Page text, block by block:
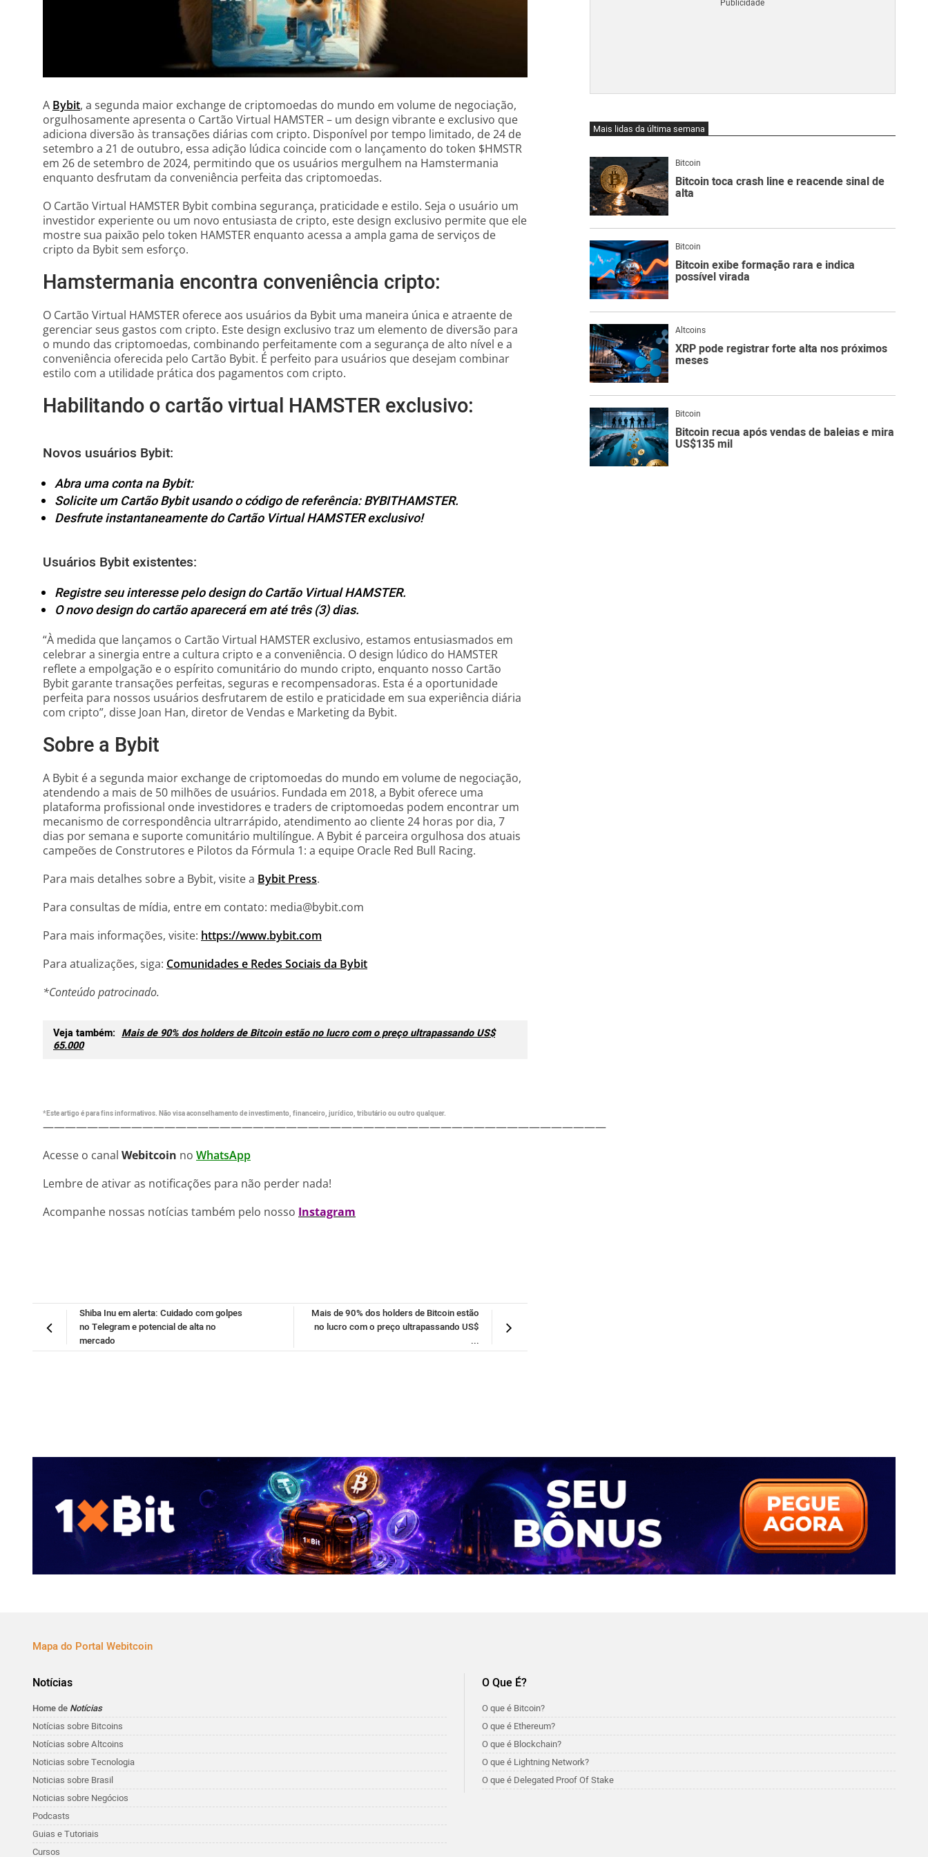
A Bybit, a segunda maior exchange de criptomoedas do mundo em volume de negociação,
orgulhosamente apresenta o Cartão Virtual HAMSTER – um design vibrante e exclusivo que
adiciona diversão às transações diárias com cripto. Disponível por tempo limitado, de 24 de
setembro a 21 de outubro, essa adição lúdica coincide com o lançamento do token $HMSTR
em 26 de setembro de 2024, permitindo que os usuários mergulhem na Hamstermania
enquanto desfrutam da conveniência perfeita das criptomoedas.
O Cartão Virtual HAMSTER Bybit combina segurança, praticidade e estilo. Seja o usuário um
investidor experiente ou um novo entusiasta de cripto, este design exclusivo permite que ele
mostre sua paixão pelo token HAMSTER enquanto acessa a ampla gama de serviços de
cripto da Bybit sem esforço.
Hamstermania encontra conveniência cripto:
O Cartão Virtual HAMSTER oferece aos usuários da Bybit uma maneira única e atraente de
gerenciar seus gastos com cripto. Este design exclusivo traz um elemento de diversão para
o mundo das criptomoedas, combinando perfeitamente com a segurança de alto nível e a
conveniência oferecida pelo Cartão Bybit. É perfeito para usuários que desejam combinar
estilo com a utilidade prática dos pagamentos com cripto.
Habilitando o cartão virtual HAMSTER exclusivo:
Novos usuários Bybit:
Abra uma conta na Bybit:
Solicite um Cartão Bybit usando o código de referência: BYBITHAMSTER.
Desfrute instantaneamente do Cartão Virtual HAMSTER exclusivo!
Usuários Bybit existentes:
Registre seu interesse pelo design do Cartão Virtual HAMSTER.
O novo design do cartão aparecerá em até três (3) dias.
“À medida que lançamos o Cartão Virtual HAMSTER exclusivo, estamos entusiasmados em
celebrar a sinergia entre a cultura cripto e a conveniência. O design lúdico do HAMSTER
reflete a empolgação e o espírito comunitário do mundo cripto, enquanto nosso Cartão
Bybit garante transações perfeitas, seguras e recompensadoras. Esta é a oportunidade
perfeita para nossos usuários desfrutarem de estilo e praticidade em sua experiência diária
com cripto”, disse Joan Han, diretor de Vendas e Marketing da Bybit.
Sobre a Bybit
A Bybit é a segunda maior exchange de criptomoedas do mundo em volume de negociação,
atendendo a mais de 50 milhões de usuários. Fundada em 2018, a Bybit oferece uma
plataforma profissional onde investidores e traders de criptomoedas podem encontrar um
mecanismo de correspondência ultrarrápido, atendimento ao cliente 24 horas por dia, 7
dias por semana e suporte comunitário multilíngue. A Bybit é parceira orgulhosa dos atuais
campeões de Construtores e Pilotos da Fórmula 1: a equipe Oracle Red Bull Racing.
Para mais detalhes sobre a Bybit, visite a Bybit Press.
Para consultas de mídia, entre em contato: media@bybit.com
Para mais informações, visite: https://www.bybit.com
Para atualizações, siga: Comunidades e Redes Sociais da Bybit
*Conteúdo patrocinado.
Veja também: Mais de 90% dos holders de Bitcoin estão no lucro com o preço ultrapassando US$
65.000
*Este artigo é para fins informativos. Não visa aconselhamento de investimento, financeiro, jurídico, tributário ou outro qualquer.
———————————————————————————————————————————————————
Acesse o canal Webitcoin no WhatsApp
Lembre de ativar as notificações para não perder nada!
Acompanhe nossas notícias também pelo nosso Instagram
Mais de 90% dos holders de Bitcoin estão
no lucro com o preço ultrapassando US$
...
Shiba Inu em alerta: Cuidado com golpes
no Telegram e potencial de alta no
mercado
Mais lidas da última semana
Bitcoin
Bitcoin toca crash line e reacende sinal de
alta
Bitcoin
Bitcoin exibe formação rara e indica
possível virada
Altcoins
XRP pode registrar forte alta nos próximos
meses
Bitcoin
Bitcoin recua após vendas de baleias e mira
US$135 mil
Mapa do Portal Webitcoin
Notícias
Home de Notícias
Notícias sobre Bitcoins
Notícias sobre Altcoins
Noticias sobre Tecnologia
Noticias sobre Brasil
Noticias sobre Negócios
Podcasts
Guias e Tutoriais
Cursos
O Que É?
O que é Bitcoin?
O que é Ethereum?
O que é Blockchain?
O que é Lightning Network?
O que é Delegated Proof Of Stake